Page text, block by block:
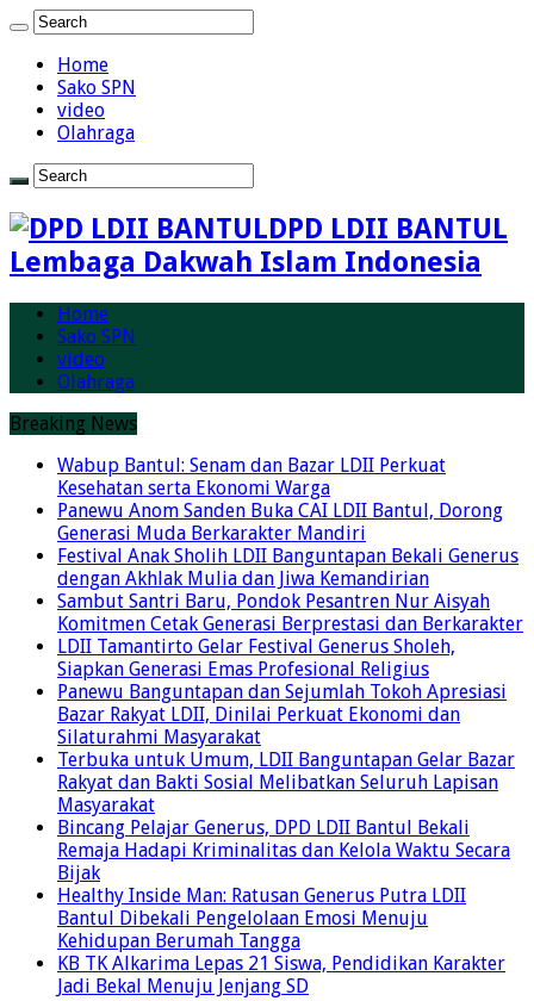
Home
Sako SPN
video
Olahraga
DPD LDII BANTUL
Lembaga Dakwah Islam Indonesia
Home
Sako SPN
video
Olahraga
Breaking News
Wabup Bantul: Senam dan Bazar LDII Perkuat
Kesehatan serta Ekonomi Warga
Panewu Anom Sanden Buka CAI LDII Bantul, Dorong
Generasi Muda Berkarakter Mandiri
Festival Anak Sholih LDII Banguntapan Bekali Generus
dengan Akhlak Mulia dan Jiwa Kemandirian
Sambut Santri Baru, Pondok Pesantren Nur Aisyah
Komitmen Cetak Generasi Berprestasi dan Berkarakter
LDII Tamantirto Gelar Festival Generus Sholeh,
Siapkan Generasi Emas Profesional Religius
Panewu Banguntapan dan Sejumlah Tokoh Apresiasi
Bazar Rakyat LDII, Dinilai Perkuat Ekonomi dan
Silaturahmi Masyarakat
Terbuka untuk Umum, LDII Banguntapan Gelar Bazar
Rakyat dan Bakti Sosial Melibatkan Seluruh Lapisan
Masyarakat
Bincang Pelajar Generus, DPD LDII Bantul Bekali
Remaja Hadapi Kriminalitas dan Kelola Waktu Secara
Bijak
Healthy Inside Man: Ratusan Generus Putra LDII
Bantul Dibekali Pengelolaan Emosi Menuju
Kehidupan Berumah Tangga
KB TK Alkarima Lepas 21 Siswa, Pendidikan Karakter
Jadi Bekal Menuju Jenjang SD